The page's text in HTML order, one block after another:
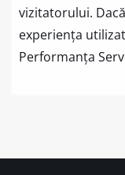
vizitatorului.
experiența
Performanța